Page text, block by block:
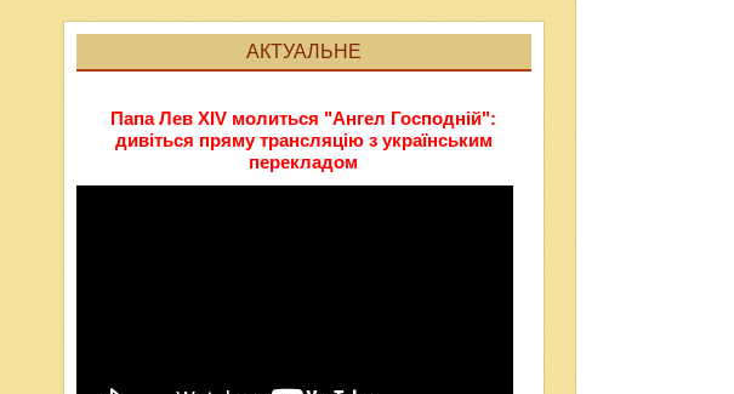
АКТУАЛЬНЕ
Папа Лев XIV молиться "Ангел Господній":
дивіться пряму трансляцію з українським
перекладом